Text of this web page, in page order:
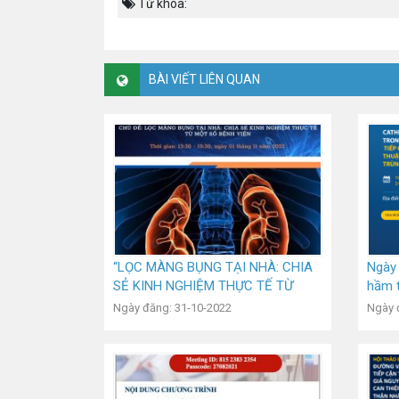
Từ khóa:
BÀI VIẾT LIÊN QUAN
“LỌC MÀNG BỤNG TẠI NHÀ: CHIA
SẺ KINH NGHIỆM THỰC TẾ TỪ
MỘT SỐ BỆNH VIỆN”
Ngày đăng: 31-10-2022
hầm
diện
Ngày